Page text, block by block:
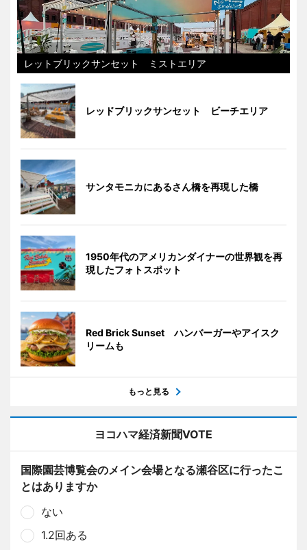
レットブリックサンセット ミストエリア
レッドブリックサンセット ビーチエリア
サンタモニカにあるさん橋を再現した橋
1950年代のアメリカンダイナーの世界観を再
現したフォトスポット
Red Brick Sunset ハンバーガーやアイスク
リームも
もっと見る
ヨコハマ経済新聞VOTE
国際園芸博覧会のメイン会場となる瀬谷区に行ったこ
とはありますか
ない
1.2回ある